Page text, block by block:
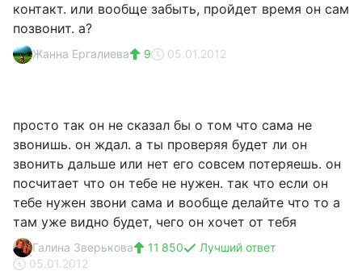
контакт. или вообще забыть, пройдет время он сам
позвонит. а?
Жанна Ергалиева 9 05.01.2012
просто так он не сказал бы о том что сама не
звонишь. он ждал. а ты проверяя будет ли он
звонить дальше или нет его совсем потеряешь. он
посчитает что он тебе не нужен. так что если он
тебе нужен звони сама и вообще делайте что то а
там уже видно будет, чего он хочет от тебя
Галина Зверькова 11 850
Лучший ответ
05.01.2012